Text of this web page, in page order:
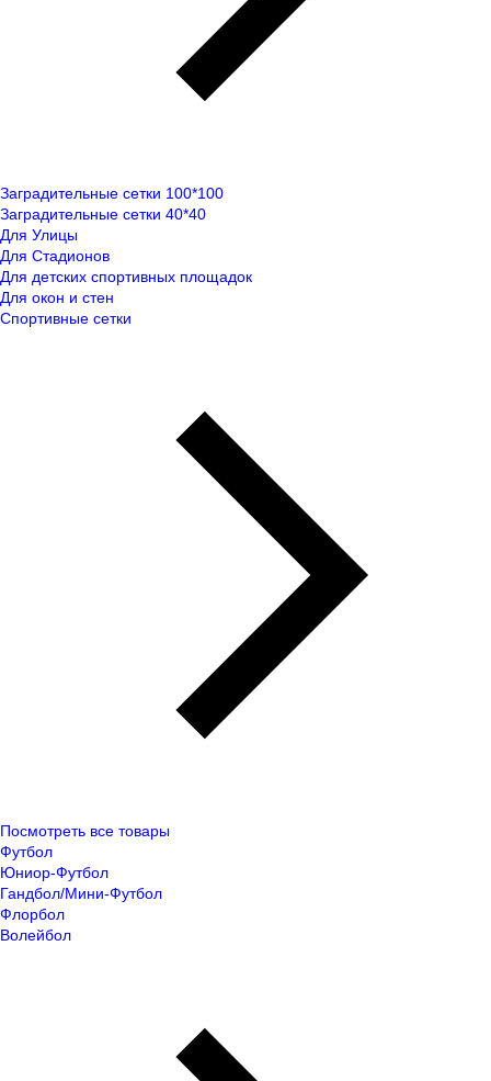
Заградительные сетки 100*100
Заградительные сетки 40*40
Для Улицы
Для Стадионов
Для детских спортивных площадок
Для окон и стен
Спортивные сетки
Посмотреть все товары
Футбол
Юниор-Футбол
Гандбол/Мини-Футбол
Флорбол
Волейбол